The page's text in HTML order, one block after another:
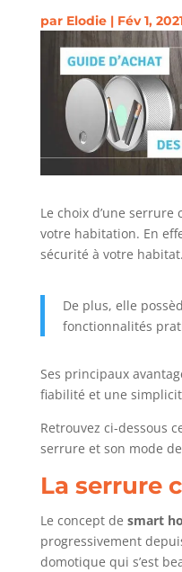
par Elodie| Fév 1,
Le choix d’une serrure
votre habitation. En
sécurité à votre habitat.
De plus, elle
fonctionnalités
Ses principaux
fiabilité et une
Retrouvez ci-dessous
serrure et son mode
La serrure
Le concept de smart
progressivement
domotique qui s’est